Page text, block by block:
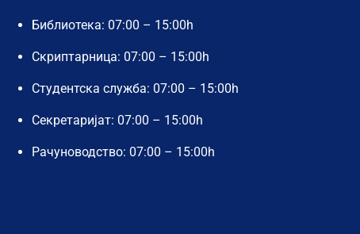
Библиотека: 07:00 – 15:00h
Скриптарница: 07:00 – 15:00h
Студентска служба: 07:00 – 15:00h
Секретаријат: 07:00 – 15:00h
Рачуноводство: 07:00 – 15:00h